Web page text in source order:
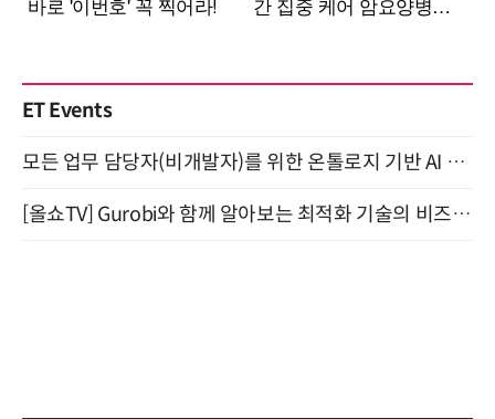
ET Events
모든 업무 담당자(비개발자)를 위한 온톨로지 기반 AI 지식체계 설계 1-day 워크숍 8월 20일 개최
[올쇼TV] Gurobi와 함께 알아보는 최적화 기술의 비즈니스 활용 (8월 20일 생방송)